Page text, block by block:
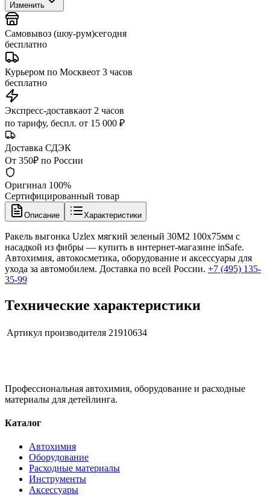
Изменить
Самовывоз (шоу-рум)сегодня
бесплатно
Курьером по Москвеот 3 часов
бесплатно
Экспресс-доставкаот 2 часов
по тарифу, беспл. от 15 000 ₽
Доставка СДЭК
От 350₽ по России
Оригинал 100%
Сертифицированный товар
Описание Характеристики
Ракель выгонка Uzlex мягкий зеленый 30M2 100x75мм с
насадкой из фибры — купить в интернет-магазине inSafe.
Автохимия, автокосметика, оборудование и аксессуары для
ухода за автомобилем. Доставка по всей России. +7 (495) 135-
35-99
Технические характеристики
Артикул производителя 21910634
Профессиональная автохимия, оборудование и расходные
материалы для детейлинга.
Каталог
Автохимия
Оборудование
Расходные материалы
Инструменты
Аксессуары